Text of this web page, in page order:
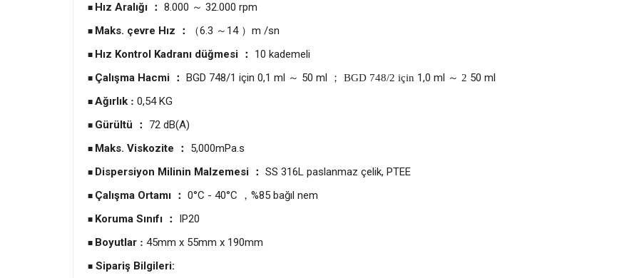
■ Hız Aralığı ： 8.000 ～ 32.000 rpm
■ Maks. çevre Hız ： （6.3 ～ 14 ） m /sn
■ Hız Kontrol Kadranı düğmesi ： 10 kademeli
■ Çalışma Hacmi ： BGD 748/1 için 0,1 ml ～ 50 ml ； BGD 748/2 için 1,0 ml ～ 2 50 ml
■ Ağırlık : 0,54 KG
■ Gürültü ： 72 dB(A)
■ Maks. Viskozite ： 5,000mPa.s
■ Dispersiyon Milinin Malzemesi ： SS 316L paslanmaz çelik, PTEE
■ Çalışma Ortamı ： 0°C - 40°C ， %85 bağıl nem
■ Koruma Sınıfı ： IP20
■ Boyutlar : 45mm x 55mm x 190mm
■ Sipariş Bilgileri: